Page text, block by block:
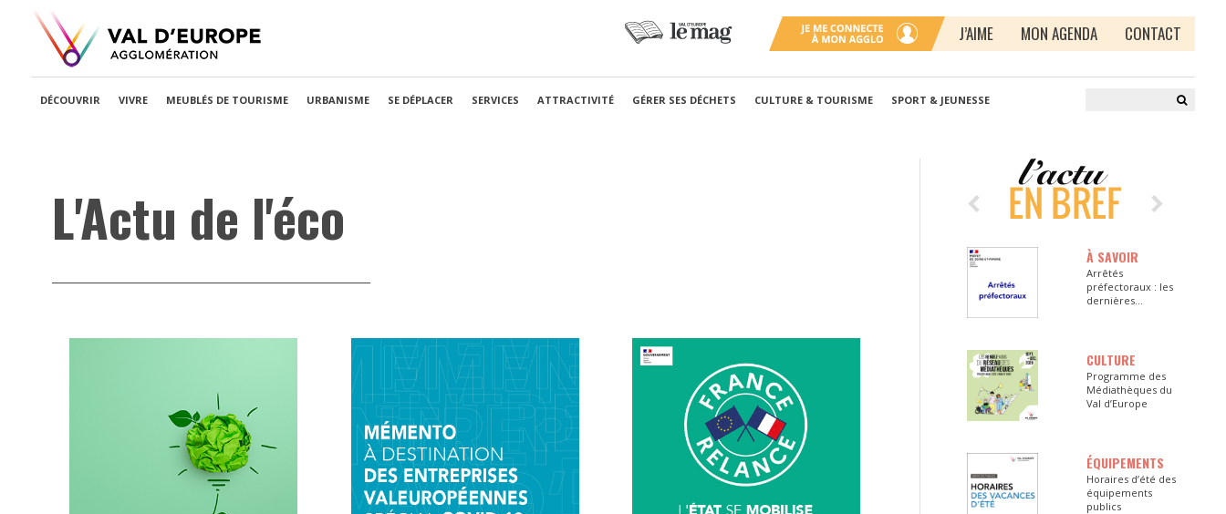
J’AIME MON AGENDA CONTACT
DÉCOUVRIR VIVRE MEUBLÉS DE TOURISME URBANISME SE DÉPLACER SERVICES ATTRACTIVITÉ GÉRER SES DÉCHETS CULTURE & TOURISME SPORT & JEUNESSE
L'Actu de l'éco
À SAVOIR
Arrêtés
préfectoraux : les
dernières
CULTURE
Programme des
Médiathèques du
Val d’Europe
ÉQUIPEMENTS
Horaires d’été des
équipements
publics